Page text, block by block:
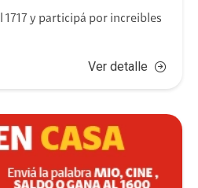
1717 y participá por increibles
Ver detalle